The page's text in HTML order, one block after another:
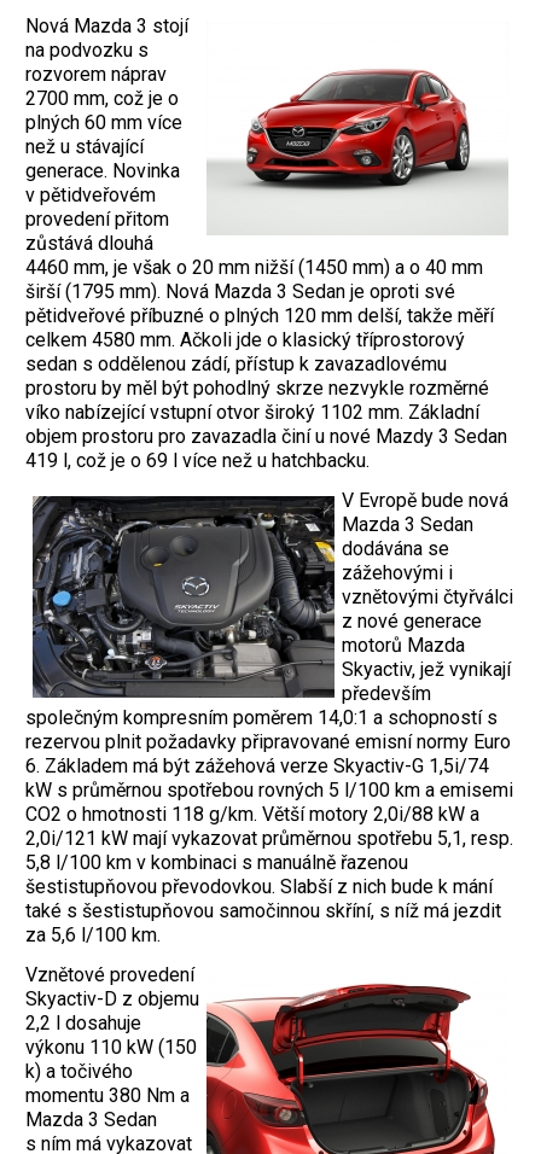
Nová Mazda 3 stojí
na podvozku s
rozvorem náprav
2700 mm, což je o
plných 60 mm více
než u stávající
generace. Novinka
v pětidveřovém
provedení přitom
zůstává dlouhá
4460 mm, je však o 20 mm nižší (1450 mm) a o 40 mm
širší (1795 mm). Nová Mazda 3 Sedan je oproti své
pětidveřové příbuzné o plných 120 mm delší, takže měří
celkem 4580 mm. Ačkoli jde o klasický tříprostorový
sedan s oddělenou zádí, přístup k zavazadlovému
prostoru by měl být pohodlný skrze nezvykle rozměrné
víko nabízející vstupní otvor široký 1102 mm. Základní
objem prostoru pro zavazadla činí u nové Mazdy 3 Sedan
419 l, což je o 69 l více než u hatchbacku.
V Evropě bude nová
Mazda 3 Sedan
dodávána se
zážehovými i
vznětovými čtyřválci
z nové generace
motorů Mazda
Skyactiv, jež vynikají
především
společným kompresním poměrem 14,0:1 a schopností s
rezervou plnit požadavky připravované emisní normy Euro
6. Základem má být zážehová verze Skyactiv-G 1,5i/74
kW s průměrnou spotřebou rovných 5 l/100 km a emisemi
CO2 o hmotnosti 118 g/km. Větší motory 2,0i/88 kW a
2,0i/121 kW mají vykazovat průměrnou spotřebu 5,1, resp.
5,8 l/100 km v kombinaci s manuálně řazenou
šestistupňovou převodovkou. Slabší z nich bude k mání
také s šestistupňovou samočinnou skříní, s níž má jezdit
za 5,6 l/100 km.
Vznětové provedení
Skyactiv-D z objemu
2,2 l dosahuje
výkonu 110 kW (150
k) a točivého
momentu 380 Nm a
Mazda 3 Sedan
s ním má vykazovat